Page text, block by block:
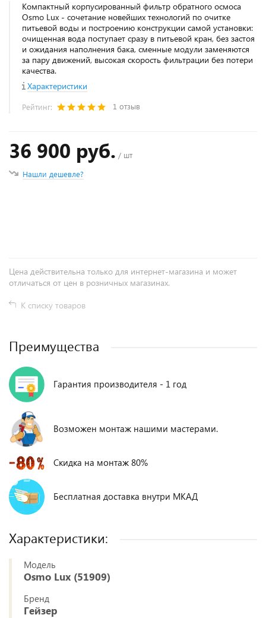
Компактный корпусированный фильтр обратного осмоса
Osmo Lux - сочетание новейших технологий по очитке
питьевой воды и построению конструкции самой установки:
очищенная вода поступает сразу в питьевой кран, без застоя
и ожидания наполнения бака, сменные модули заменяются
за пару движений, высокая скорость фильтрации без потери
качества.
Характеристики
Рейтинг: 1 отзыв
36 900 руб. / шт
Нашли дешевле?
Цена действительна только для интернет-магазина и может
отличаться от цен в розничных магазинах.
К списку товаров
Преимущества
Гарантия производителя - 1 год
Возможен монтаж нашими мастерами.
Скидка на монтаж 80%
Бесплатная доставка внутри МКАД
Характеристики:
Модель
Osmo Lux (51909)
Бренд
Гейзер